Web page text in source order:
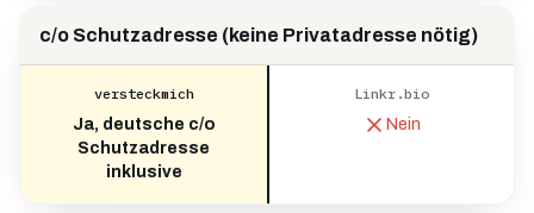
c/o Schutzadresse (keine Privatadresse nötig)
versteckmich
Ja, deutsche c/o
Schutzadresse
inklusive
Linkr.bio
Nein